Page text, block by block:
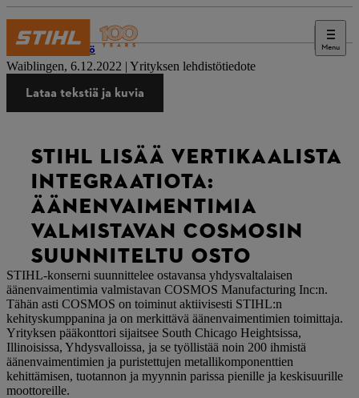
Menu
Lehdistö
Waiblingen, 6.12.2022 | Yrityksen lehdistötiedote
Lataa tekstiä ja kuvia
STIHL LISÄÄ VERTIKAALISTA
INTEGRAATIOTA:
ÄÄNENVAIMENTIMIA
VALMISTAVAN COSMOSIN
SUUNNITELTU OSTO
STIHL-konserni suunnittelee ostavansa yhdysvaltalaisen
äänenvaimentimia valmistavan COSMOS Manufacturing Inc:n.
Tähän asti COSMOS on toiminut aktiivisesti STIHL:n
kehityskumppanina ja on merkittävä äänenvaimentimien toimittaja.
Yrityksen pääkonttori sijaitsee South Chicago Heightsissa,
Illinoisissa, Yhdysvalloissa, ja se työllistää noin 200 ihmistä
äänenvaimentimien ja puristettujen metallikomponenttien
kehittämisen, tuotannon ja myynnin parissa pienille ja keskisuurille
moottoreille.